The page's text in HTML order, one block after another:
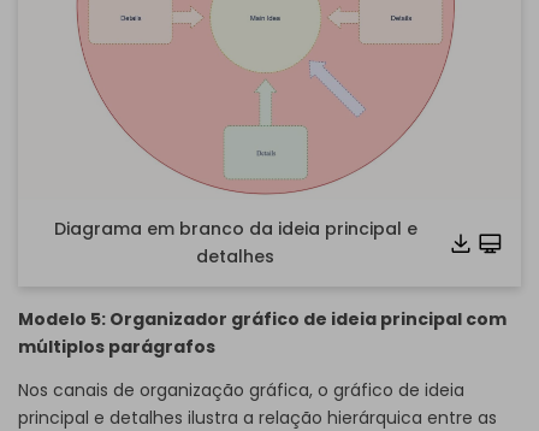
Diagrama em branco da ideia principal e
detalhes
Modelo 5: Organizador gráfico de ideia principal com
múltiplos parágrafos
Nos canais de organização gráfica, o gráfico de ideia
principal e detalhes ilustra a relação hierárquica entre as